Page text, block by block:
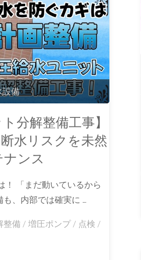
設備
分解整備工事】
水リスクを未然
ンス
！ 「まだ動いているから
、内部では確実に …
整備 / 増圧ポンプ/ 点検 /